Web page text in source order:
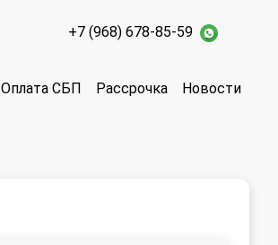
+7 (968) 678-85-59
Оплата СБП Рассрочка Новости